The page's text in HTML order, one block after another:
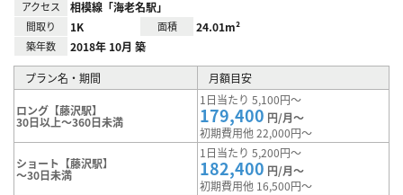
アクセス 相模線「海老名駅」
間取り 1K 面積 24.01m²
築年数 2018年 10月 築
プラン名・期間 月額目安
ロング【藤沢駅】
30日以上～360日未満
1日当たり 5,100円～
179,400 円/月～
初期費用他 22,000円～
ショート【藤沢駅】
～30日未満
1日当たり 5,200円～
182,400 円/月～
初期費用他 16,500円～